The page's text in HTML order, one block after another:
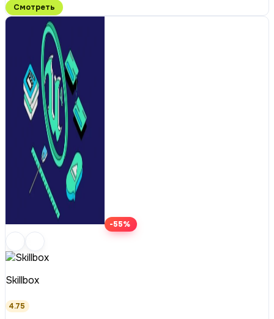
Смотреть
-55%
Skillbox
4.75